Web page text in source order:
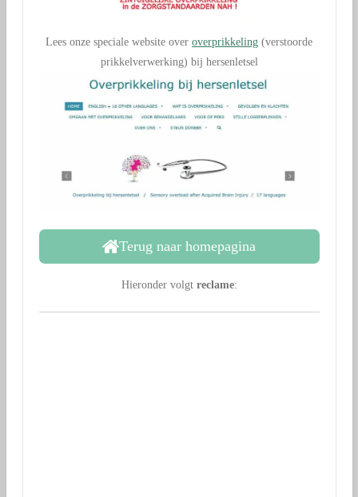
Lees onze speciale website over overprikkeling (verstoorde
prikkelverwerking) bij hersenletsel
Terug naar homepagina
Hieronder volgtreclame: